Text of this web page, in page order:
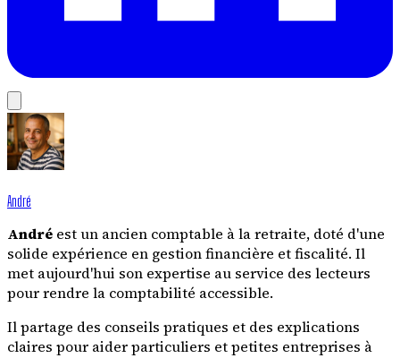
André
André est un ancien comptable à la retraite, doté d'une
solide expérience en gestion financière et fiscalité. Il
met aujourd'hui son expertise au service des lecteurs
pour rendre la comptabilité accessible.
Il partage des conseils pratiques et des explications
claires pour aider particuliers et petites entreprises à